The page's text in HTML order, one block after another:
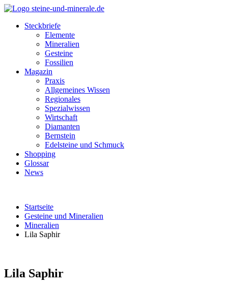
Steckbriefe
Elemente
Mineralien
Gesteine
Fossilien
Magazin
Praxis
Allgemeines Wissen
Regionales
Spezialwissen
Wirtschaft
Diamanten
Bernstein
Edelsteine und Schmuck
Shopping
Glossar
News
Startseite
Gesteine und Mineralien
Mineralien
Lila Saphir
Lila Saphir